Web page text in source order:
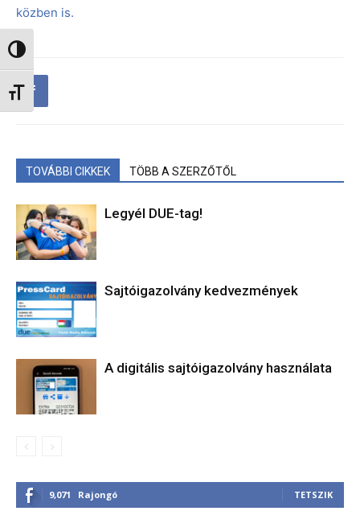
Nagy kontraszt váltása
Betűméret váltása
közben is.
TOVÁBBI CIKKEK TÖBB A SZERZŐTŐL
Legyél DUE-tag!
Sajtóigazolvány kedvezmények
A digitális sajtóigazolvány használata
9,071 Rajongó TETSZIK